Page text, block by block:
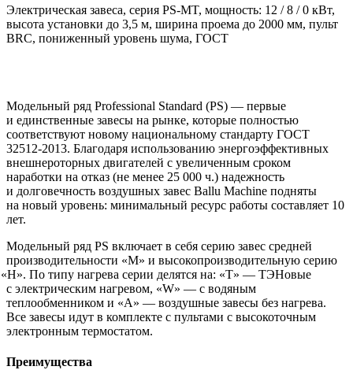
Электрическая завеса, серия PS-MT, мощность: 12 / 8 / 0 кВт,
высота установки до 3,5 м, ширина проема до 2000 мм, пульт
BRC, пониженный уровень шума, ГОСТ
Модельный ряд Professional Standard (PS) — первые
и единственные завесы на рынке, которые полностью
соответствуют новому национальному стандарту ГОСТ
32512-2013. Благодаря использованию энергоэффективных
внешнероторных двигателей с увеличенным сроком
наработки на отказ (не менее 25 000 ч.) надежность
и долговечность воздушных завес Ballu Machine подняты
на новый уровень: минимальный ресурс работы составляет 10
лет.
Модельный ряд PS включает в себя серию завес средней
производительности «M» и высокопроизводительную серию
«H». По типу нагрева серии делятся на: «T» — ТЭНовые
с электрическим нагревом, «W» — с водяным
теплообменником и «А» — воздушные завесы без нагрева.
Все завесы идут в комплекте с пультами с высокоточным
электронным термостатом.
Преимущества